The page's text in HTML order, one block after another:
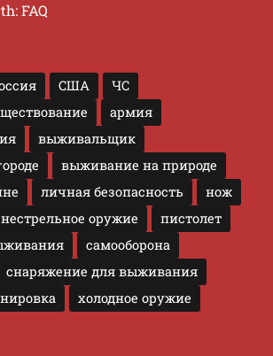
FAQ
США
ЧС
армия
выживальщик
выживание на природе
личная безопасность
нож
оружие
пистолет
самооборона
снаряжение для выживания
холодное оружие